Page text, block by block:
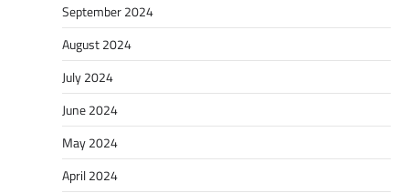
September 2024
August 2024
July 2024
June 2024
May 2024
April 2024